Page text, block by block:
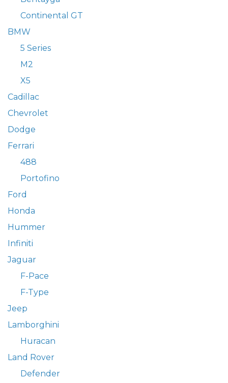
Continental GT
BMW
5 Series
M2
X5
Cadillac
Chevrolet
Dodge
Ferrari
488
Portofino
Ford
Honda
Hummer
Infiniti
Jaguar
F-Pace
F-Type
Jeep
Lamborghini
Huracan
Land Rover
Defender